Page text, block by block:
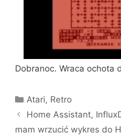
Dobranoc. Wraca ochota
Kategorie
Atari, Retro
Home Assistant,
mam wrzucić wykres do